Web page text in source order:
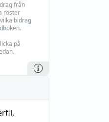
från
röster
bidrag
på
,